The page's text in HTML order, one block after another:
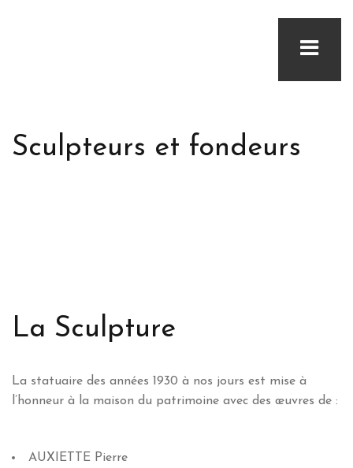
Sculpteurs et fondeurs
La Sculpture
La statuaire des années 1930 à nos jours est mise à
l’honneur à la maison du patrimoine avec des œuvres de :
AUXIETTE Pierre